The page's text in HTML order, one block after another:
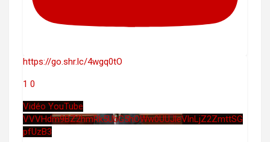
https://go.shr.lc/4wgq0tO
1 0
Vidéo YouTube
VVVHdm9BZ2hmRk5UbG5hOWw0UUJleVlnLjZ2ZmttSG
pfUzB3